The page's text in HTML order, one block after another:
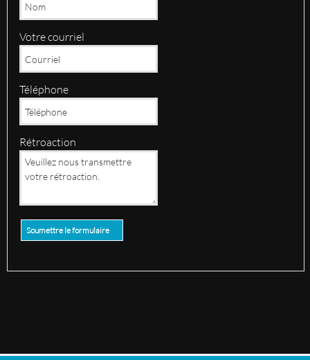
Votre courriel
Téléphone
Rétroaction
Soumettre le formulaire